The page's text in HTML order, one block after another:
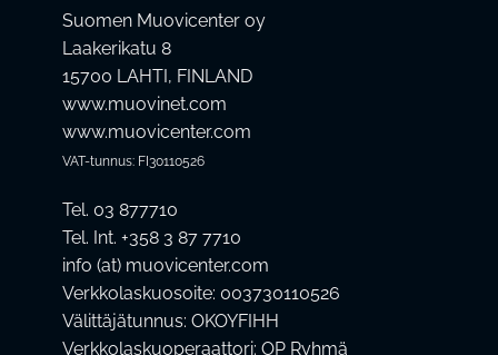
Suomen Muovicenter oy
Laakerikatu 8
15700 LAHTI, FINLAND
www.muovinet.com
www.muovicenter.com
VAT-tunnus: FI30110526
Tel. 03 877710
Tel. Int. +358 3 87 7710
info (at) muovicenter.com
Verkkolaskuosoite: 003730110526
Välittäjätunnus: OKOYFIHH
Verkkolaskuoperaattori: OP Ryhmä